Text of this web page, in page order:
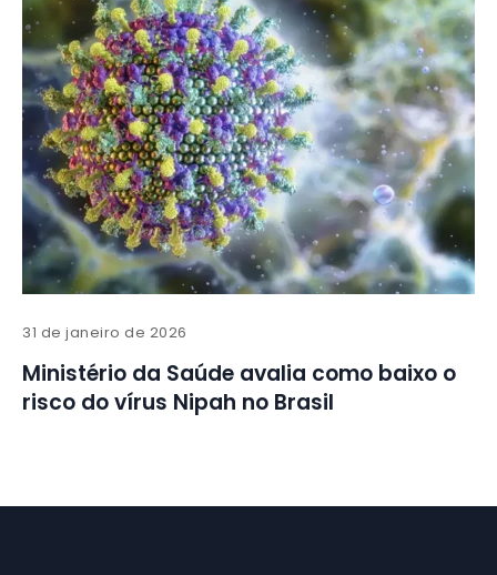
31 de janeiro de 2026
Ministério da Saúde avalia como baixo o
risco do vírus Nipah no Brasil